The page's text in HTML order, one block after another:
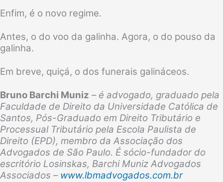
Enfim, é o novo regime.
Antes, o do voo da galinha. Agora, o do pouso da
galinha.
Em breve, quiçá, o dos funerais galináceos.
Bruno Barchi Muniz – é advogado, graduado pela
Faculdade de Direito da Universidade Católica de
Santos, Pós-Graduado em Direito Tributário e
Processual Tributário pela Escola Paulista de
Direito (EPD), membro da Associação dos
Advogados de São Paulo. É sócio-fundador do
escritório Losinskas, Barchi Muniz Advogados
Associados –www.lbmadvogados.com.br